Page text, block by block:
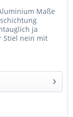
Maße
ja
Stiel nein mit